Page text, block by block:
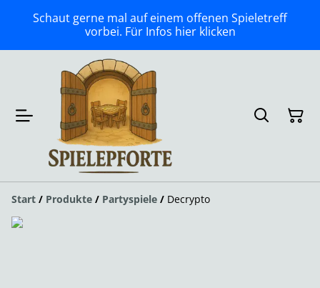
Schaut gerne mal auf einem offenen Spieletreff
vorbei. Für Infos hier klicken
Start / Produkte / Partyspiele / Decrypto